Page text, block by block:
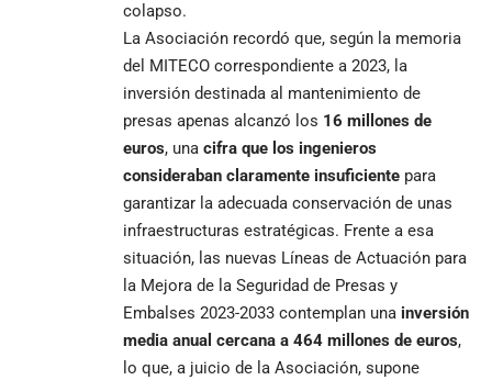
colapso.
La Asociación recordó que, según la memoria
del MITECO correspondiente a 2023, la
inversión destinada al mantenimiento de
presas apenas alcanzó los 16 millones de
euros, una cifra que los ingenieros
consideraban claramente insuficiente para
garantizar la adecuada conservación de unas
infraestructuras estratégicas. Frente a esa
situación, las nuevas Líneas de Actuación para
la Mejora de la Seguridad de Presas y
Embalses 2023-2033 contemplan una inversión
media anual cercana a 464 millones de euros,
lo que, a juicio de la Asociación, supone